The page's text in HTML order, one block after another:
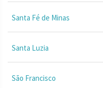
Santa Fé de Minas
Santa Luzia
São Francisco